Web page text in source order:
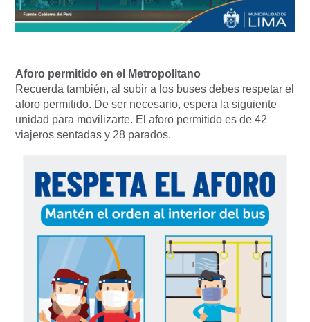
Aforo permitido en el Metropolitano
Recuerda también, al subir a los buses debes respetar el
aforo permitido. De ser necesario, espera la siguiente
unidad para movilizarte. El aforo permitido es de 42
viajeros sentadas y 28 parados.